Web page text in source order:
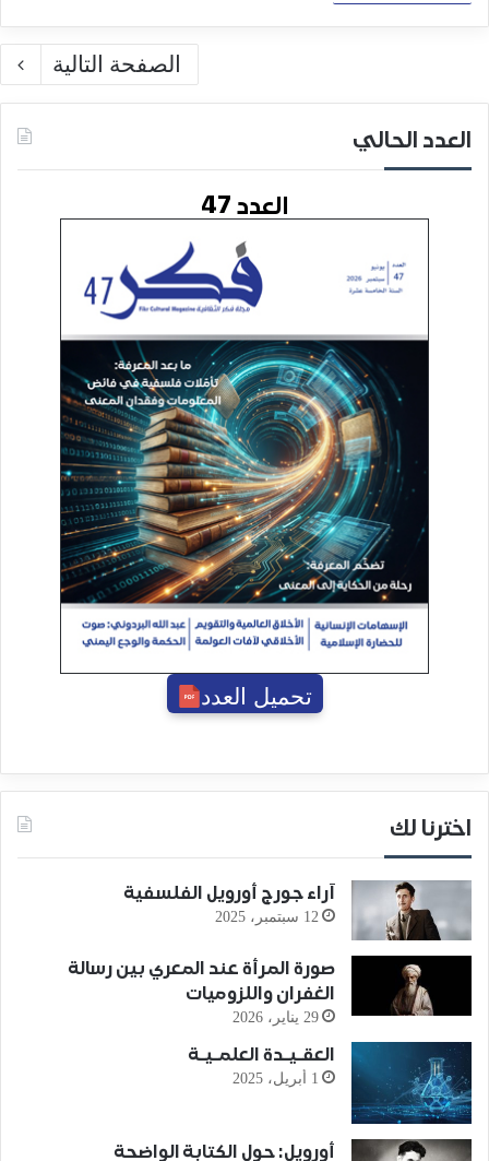
الصفحة التالية
العدد الحالي
العدد 47
تحميل العدد
اخترنا لك
آراء جورج أورويل الفلسفية
12 سبتمبر، 2025
صورة المرأة عند المعري بين رسالة
الغفران واللزوميات
29 يناير، 2026
العقـيـدة العلمـيـة
1 أبريل، 2025
أورويل: حول الكتابة الواضحة